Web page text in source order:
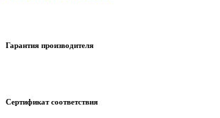
Гарантия производителя
Сертификат соответствия